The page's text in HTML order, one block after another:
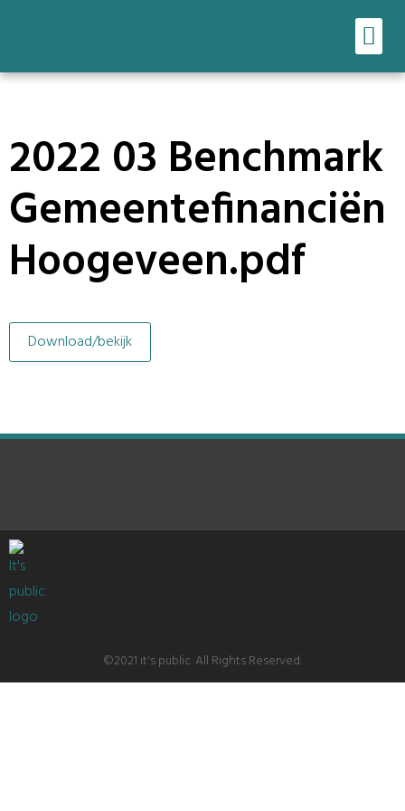
2022 03 Benchmark
Gemeentefinanciën
Hoogeveen.pdf
Download/bekijk
©2021 it's public. All Rights Reserved.